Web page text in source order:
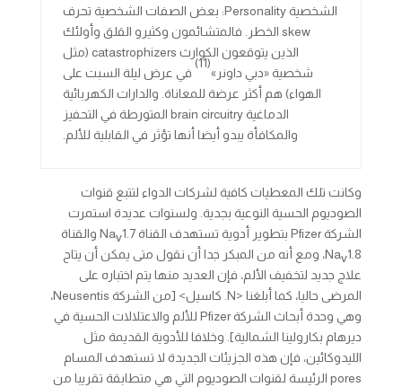
الشخصية Personality: بعض الصفات الشخصية تحرف
skew الخطر. فالمتشائمون وكثيرو القلق وأولئك
الذين يتوقعون الكوارث catastrophizers (مثل
شخصية «دبي داونر»
(11)
في عرض ليلة السبت على
الهواء) هم أكثر عرضة للمعاناة. والدارات الكهربائية
الدماغية brain circuitry المتورطة في التحفيز
والمكافأة يبدو أيضا أنها تؤثر في القابلية للألم.
وكانت تلك المعطيات كافية لشركات الدواء لتتبع قنوات
الصوديوم الحسية النوعية بجدية. ولسنوات عديدة استمرت
الشركة Pfizer بتطوير أدوية تستهدف القناة Na
v
1.7 والقناة
Nav
1.8، ومع أنه من المبكر جدا أن نقول متى يمكن أن يتاح
علاج جديد لتخفيف الألم، فإن العديد منها يتم اختباره على
المرضى حاليا، كما أبلغنا <N. كاسيل> [من الشركة Neusentis،
وهي وحدة أبحاث الشركة Pfizer للألم والاعتلالات الحسية في
ديرهام بكارولينا الشمالية]. وخلافا للأدوية القديمة مثل
الليدوكائين، فإن هذه الجزيئات الجديدة لا تستهدف المسام
pores الرئيسة لقنوات الصوديوم التي هي متطابقة تقريبا من